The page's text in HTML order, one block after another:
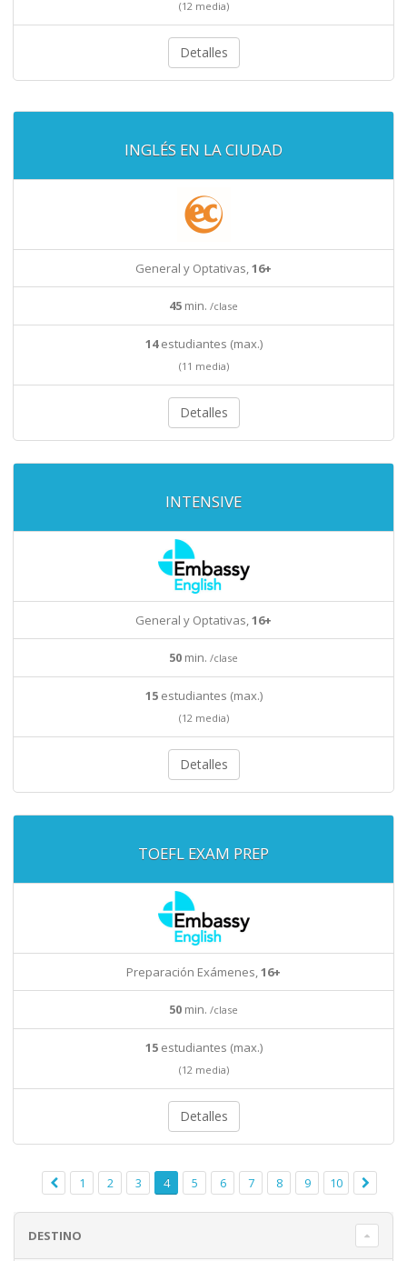
(12 media)
Detalles
INGLÉS EN LA CIUDAD
General y Optativas,16+
45 min. /clase
14estudiantes (max.)
(11 media)
Detalles
INTENSIVE
General y Optativas,16+
50 min. /clase
15estudiantes (max.)
(12 media)
Detalles
TOEFL EXAM PREP
Preparación Exámenes,16+
50 min. /clase
15estudiantes (max.)
(12 media)
Detalles
1 2 3 4 5 6 7 8 9 10
DESTINO